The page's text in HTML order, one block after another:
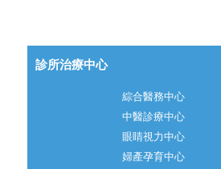
診所治療中心
綜合醫務中心
中醫診療中心
眼睛視力中心
婦產孕育中心